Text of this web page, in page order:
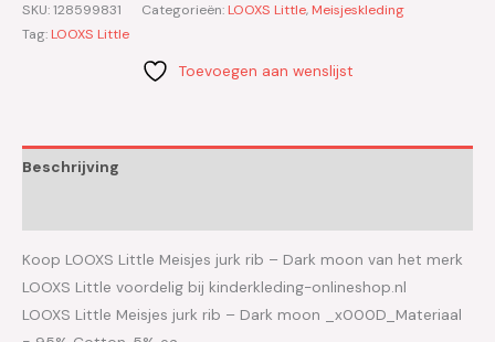
SKU:128599831 Categorieën: LOOXS Little, Meisjeskleding
Tag: LOOXS Little
Toevoegen aan wenslijst
Beschrijving
Koop LOOXS Little Meisjes jurk rib – Dark moon van het merk
LOOXS Little voordelig bij kinderkleding-onlineshop.nl
LOOXS Little Meisjes jurk rib – Dark moon _x000D_Materiaal